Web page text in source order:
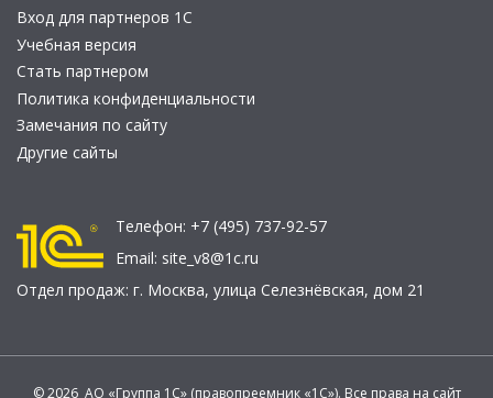
Вход для партнеров 1С
Учебная версия
Стать партнером
Политика конфиденциальности
Замечания по сайту
Другие сайты
Телефон: +7 (495) 737-92-57
Email: site_v8@1c.ru
Отдел продаж: г. Москва, улица Селезнёвская, дом 21
© 2026 АО «Группа 1С» (правопреемник «1С»). Все права на сайт